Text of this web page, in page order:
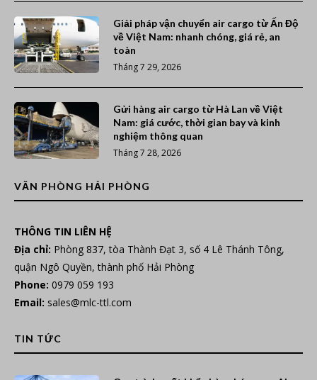
Giải pháp vận chuyển air cargo từ Ấn Độ
về Việt Nam: nhanh chóng, giá rẻ, an
toàn
Tháng 7 29, 2026
Gửi hàng air cargo từ Hà Lan về Việt
Nam: giá cước, thời gian bay và kinh
nghiệm thông quan
Tháng 7 28, 2026
VĂN PHÒNG HẢI PHÒNG
THÔNG TIN LIÊN HỆ
Địa chỉ: Phòng 837, tòa Thành Đạt 3, số 4 Lê Thánh Tông,
quận Ngô Quyền, thành phố Hải Phòng
Phone: 0979 059 193
Email: sales@mlc-ttl.com
TIN TỨC